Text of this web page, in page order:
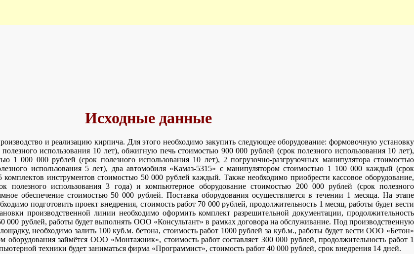
Исходные данные
и реализацию кирпича. Для этого необходимо закупить следующее оборудование: формовочную установку
использования 10 лет), обжигную печь стоимостью 900 000 рублей (срок полезного использования 10 лет),
1 000 000 рублей (срок полезного использования 10 лет), 2 погрузочно-разгрузочных манипулятора стоимостью
использования 5 лет), два автомобиля «Камаз-5315» с манипулятором стоимостью 1 100 000 каждый (срок
комплектов инструментов стоимостью 50 000 рублей каждый. Также необходимо приобрести кассовое оборудование,
полезного использования 3 года) и компьютерное оборудование стоимостью 200 000 рублей (срок полезного
обеспечение стоимостью 50 000 рублей. Поставка оборудования осуществляется в течении 1 месяца. На этапе
подготовить проект внедрения, стоимость работ 70 000 рублей, продолжительность 1 месяц, работы будет вести
производственной линии необходимо оформить комплект разрешительной документации, продолжительность
000 рублей, работы будет выполнять ООО «Консультант» в рамках договора на обслуживание. Под производственную
необходимо залить 100 куб.м. бетона, стоимость работ 1000 рублей за куб.м., работы будет вести ООО «Бетон»
займётся ООО «Монтажник», стоимость работ составляет 300 000 рублей, продолжительность работ 1
техники будет заниматься фирма «Программист», стоимость работ 40 000 рублей, срок внедрения 14 дней.